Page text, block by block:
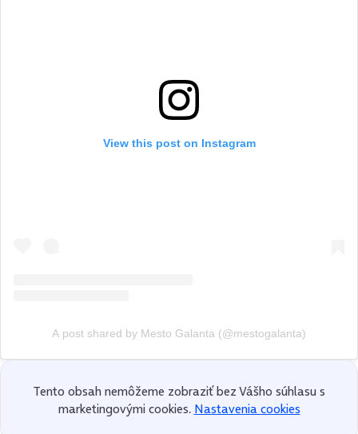
View this post on Instagram
A post shared by Mesto Galanta (@mestogalanta)
Tento obsah nemôžeme zobraziť bez Vášho súhlasu s
marketingovými cookies. Nastavenia cookies